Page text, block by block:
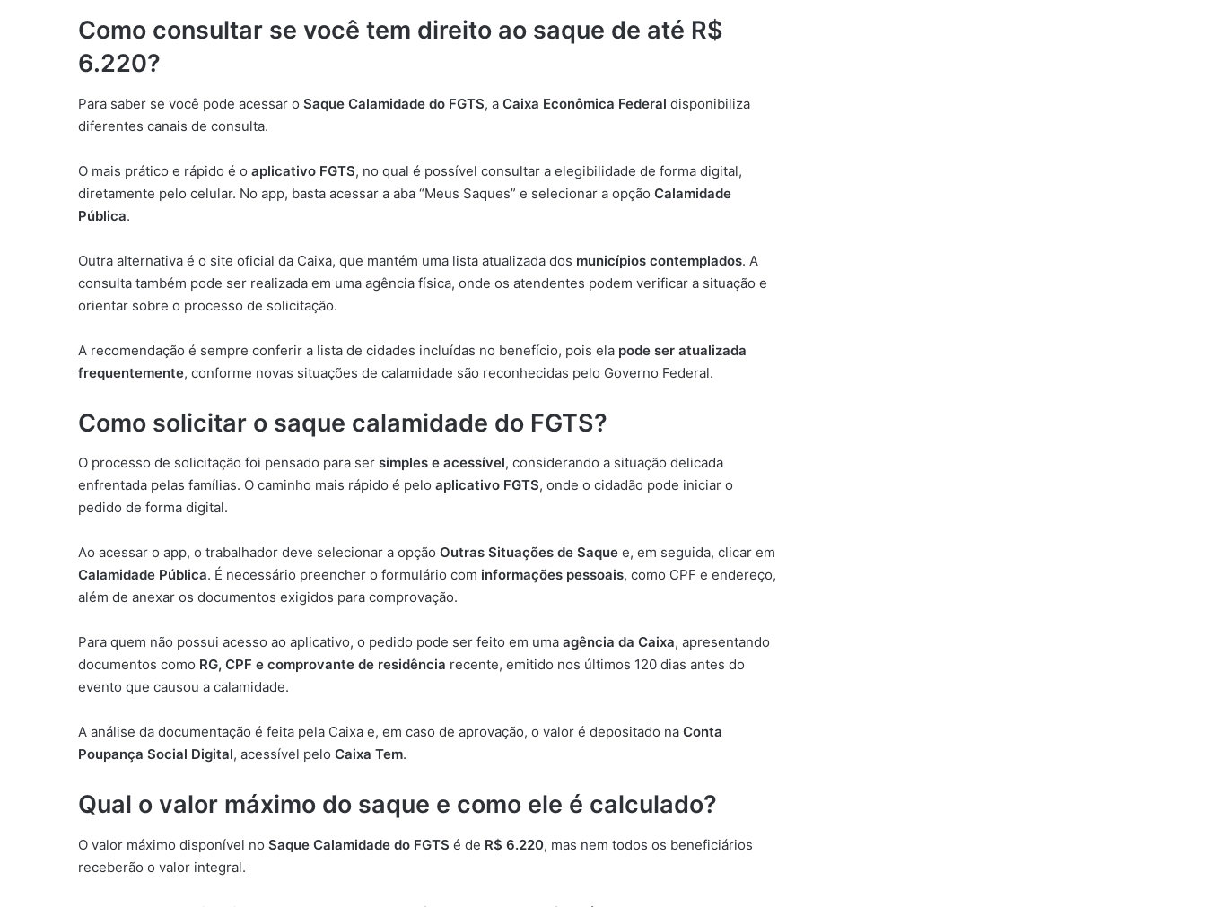
Como consultar se você tem direito ao saque de até R$
6.220?
Para saber se você pode acessar o Saque Calamidade do FGTS, a Caixa Econômica Federal disponibiliza
diferentes canais de consulta.
O mais prático e rápido é o aplicativo FGTS, no qual é possível consultar a elegibilidade de forma digital,
diretamente pelo celular. No app, basta acessar a aba “Meus Saques” e selecionar a opção Calamidade
Pública.
Outra alternativa é o site oficial da Caixa, que mantém uma lista atualizada dos municípios contemplados. A
consulta também pode ser realizada em uma agência física, onde os atendentes podem verificar a situação e
orientar sobre o processo de solicitação.
A recomendação é sempre conferir a lista de cidades incluídas no benefício, pois ela pode ser atualizada
frequentemente, conforme novas situações de calamidade são reconhecidas pelo Governo Federal.
Como solicitar o saque calamidade do FGTS?
O processo de solicitação foi pensado para ser simples e acessível, considerando a situação delicada
enfrentada pelas famílias. O caminho mais rápido é pelo aplicativo FGTS, onde o cidadão pode iniciar o
pedido de forma digital.
Ao acessar o app, o trabalhador deve selecionar a opção Outras Situações de Saque e, em seguida, clicar em
Calamidade Pública. É necessário preencher o formulário com informações pessoais, como CPF e endereço,
além de anexar os documentos exigidos para comprovação.
Para quem não possui acesso ao aplicativo, o pedido pode ser feito em uma agência da Caixa, apresentando
documentos como RG, CPF e comprovante de residência recente, emitido nos últimos 120 dias antes do
evento que causou a calamidade.
A análise da documentação é feita pela Caixa e, em caso de aprovação, o valor é depositado na Conta
Poupança Social Digital, acessível pelo Caixa Tem.
Qual o valor máximo do saque e como ele é calculado?
O valor máximo disponível no Saque Calamidade do FGTS é de R$ 6.220, mas nem todos os beneficiários
receberão o valor integral.